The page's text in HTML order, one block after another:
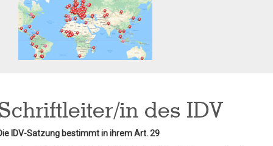
in des IDV
IDV-Satzung bestimmt in ihrem Art. 29